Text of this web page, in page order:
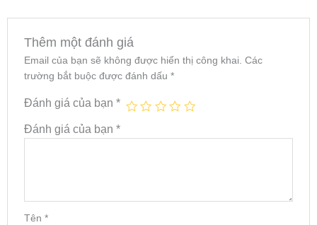
Thêm một đánh giá
Email của bạn sẽ không được hiển thị công khai. Các
trường bắt buộc được đánh dấu *
Đánh giá của bạn *
Đánh giá của bạn *
Tên *